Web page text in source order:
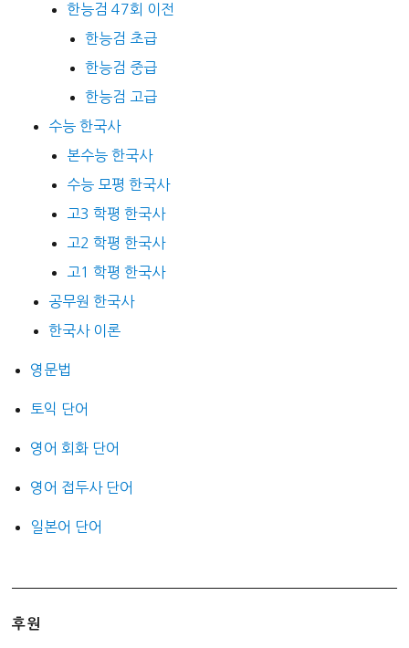
한능검 47회 이전
한능검 초급
한능검 중급
한능검 고급
수능 한국사
본수능 한국사
수능 모평 한국사
고3 학평 한국사
고2 학평 한국사
고1 학평 한국사
공무원 한국사
한국사 이론
영문법
토익 단어
영어 회화 단어
영어 접두사 단어
일본어 단어
후원